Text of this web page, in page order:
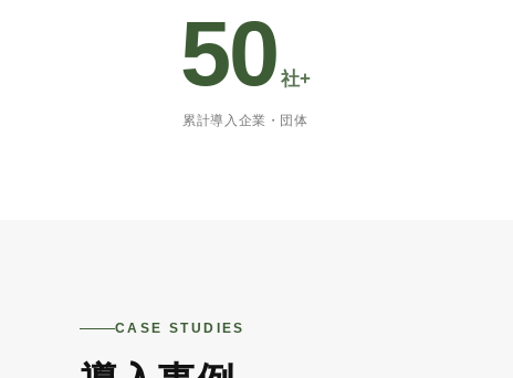
50 社+
累計導入企業・団体
CASE STUDIES